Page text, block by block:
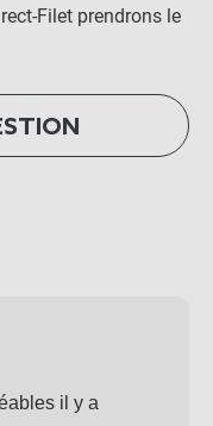
Filet prendrons le
il y a